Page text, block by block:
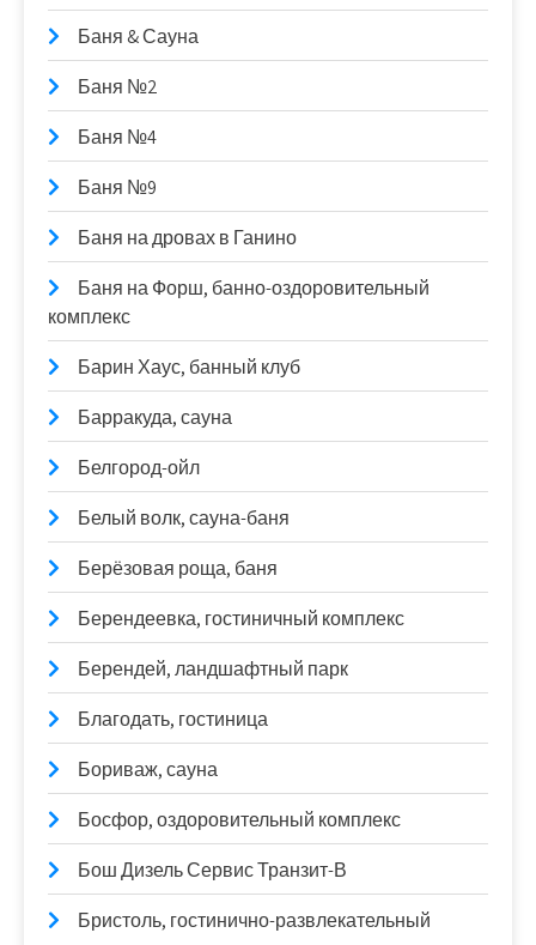
Баня & Сауна
Баня №2
Баня №4
Баня №9
Баня на дровах в Ганино
Баня на Форш, банно-оздоровительный
комплекс
Барин Хаус, банный клуб
Барракуда, сауна
Белгород-ойл
Белый волк, сауна-баня
Берёзовая роща, баня
Берендеевка, гостиничный комплекс
Берендей, ландшафтный парк
Благодать, гостиница
Бориваж, сауна
Босфор, оздоровительный комплекс
Бош Дизель Сервис Транзит-В
Бристоль, гостинично-развлекательный